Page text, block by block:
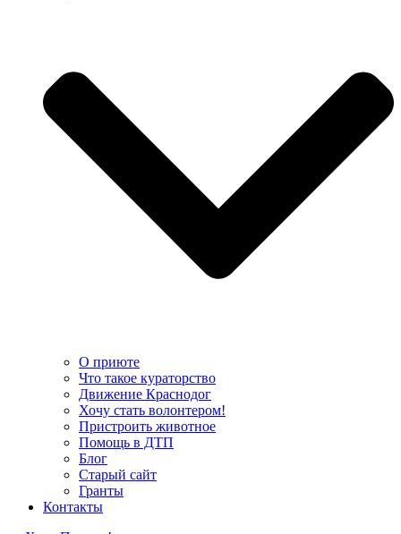
О приюте
Что такое кураторство
Движение Краснодог
Хочу стать волонтером!
Пристроить животное
Помощь в ДТП
Блог
Старый сайт
Гранты
Контакты